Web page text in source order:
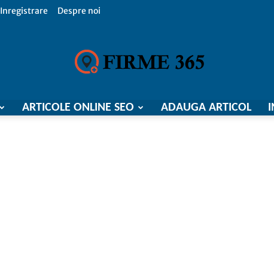
Inregistrare Despre noi
Firme
ARTICOLE ONLINE SEO ADAUGA ARTICOL